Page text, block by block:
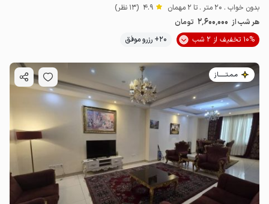
5 میلیون ت 4.8
بدون خواب . 20 متر . تا 2 مهمان 4.9 (13 نظر)
هر شب از 2٬600٬000 تومان
10% تخفیف از 2 شب
20+ رزرو موفق
مـمـتــــــاز